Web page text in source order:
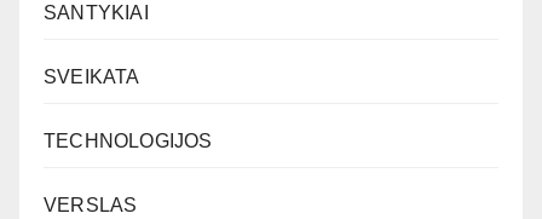
SANTYKIAI
SVEIKATA
TECHNOLOGIJOS
VERSLAS